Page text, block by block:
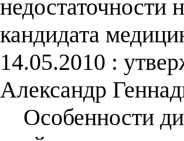
недостаточности
кандидата
14.05.2010 :
Александр
Особенности